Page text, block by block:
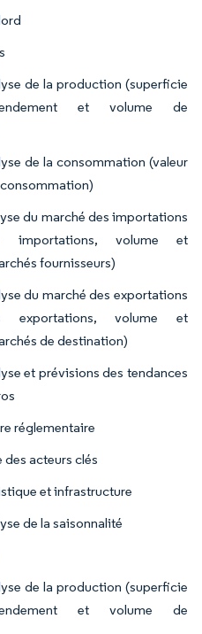
de la production (superficie
et volume de
de la consommation (valeur
du marché des importations
importations, volume et
fournisseurs)
du marché des exportations
exportations, volume et
de destination)
et prévisions des tendances
réglementaire
des acteurs clés
et infrastructure
de la saisonnalité
de la production (superficie
et volume de